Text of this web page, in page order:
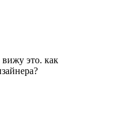
это. как